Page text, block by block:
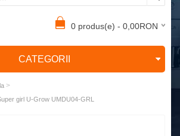
0 produs(e) - 0,00RON
CATEGORII
>
girl U-Grow UMDU04-GRL